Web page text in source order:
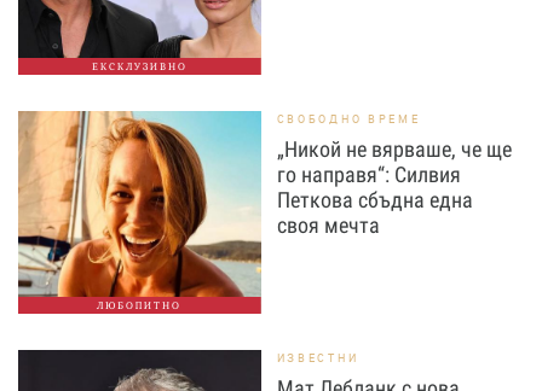
ЕКСКЛУЗИВНО
ЛЮБОПИТНО
СВОБОДНО ВРЕМЕ
„Никой не вярваше, че ще
го направя“: Силвия
Петкова сбъдна една
своя мечта
ИЗВЕСТНИ